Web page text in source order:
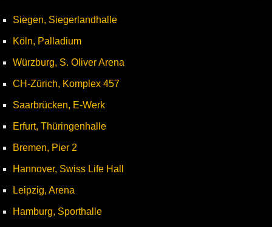
Siegen, Siegerlandhalle
Köln, Palladium
Würzburg, S. Oliver Arena
CH-Zürich, Komplex 457
Saarbrücken, E-Werk
Erfurt, Thüringenhalle
Bremen, Pier 2
Hannover, Swiss Life Hall
Leipzig, Arena
Hamburg, Sporthalle